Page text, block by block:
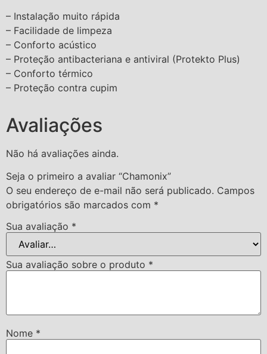
– Instalação muito rápida
– Facilidade de limpeza
– Conforto acústico
– Proteção antibacteriana e antiviral (Protekto Plus)
– Conforto térmico
– Proteção contra cupim
Avaliações
Não há avaliações ainda.
Seja o primeiro a avaliar “Chamonix”
O seu endereço de e-mail não será publicado. Campos
obrigatórios são marcados com *
Sua avaliação *
Sua avaliação sobre o produto *
Nome *